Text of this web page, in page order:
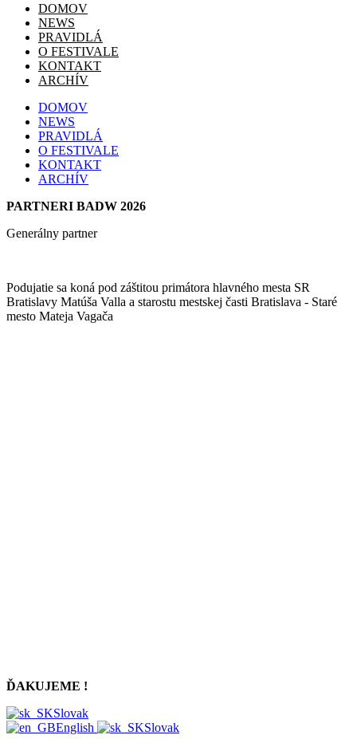
DOMOV
NEWS
PRAVIDLÁ
O FESTIVALE
KONTAKT
ARCHÍV
DOMOV
NEWS
PRAVIDLÁ
O FESTIVALE
KONTAKT
ARCHÍV
PARTNERI BADW 2026
Generálny partner
Podujatie sa koná pod záštitou primátora hlavného mesta SR
Bratislavy Matúša Valla a starostu mestskej časti Bratislava - Staré
mesto Mateja Vagača
ĎAKUJEME !
Slovak
English
Slovak